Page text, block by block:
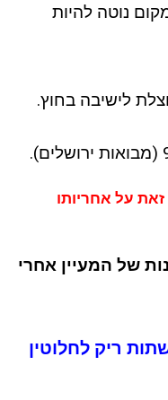
נוטה להיות
לישיבה בחוץ.
על אחריותו
של המעיין אחרי